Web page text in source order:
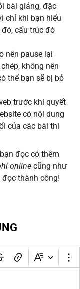
bài giảng, đặc
chỉ khi bạn hiểu
cấu trúc đó
nên pause lại
không nên
thể bạn sẽ bị bỏ
trước khi quyết
có nội dung
của các bài thi
đọc có thêm
online cũng như
thành công!